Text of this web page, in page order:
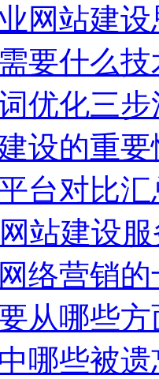
网站建设
要什么技
优化三步
设的重要
台对比汇
站建设
络营销
从哪些
哪些被